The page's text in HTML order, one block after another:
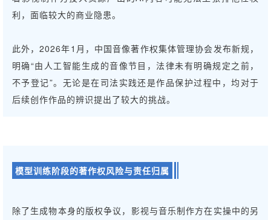
利，面临较大的商业隐患。
此外，2026年1月，中国音像著作权集体管理协会发布新规，
明确“由人工智能生成的音像节目，法律未有明确规定之前，
不予登记”。无论是在司法实践还是作品保护过程中，均对于
后续创作作品的辨识提出了较大的挑战。
模型训练阶段的著作权风险与责任归属
除了生成物本身的版权争议，影视与音乐制作方在实操中的另